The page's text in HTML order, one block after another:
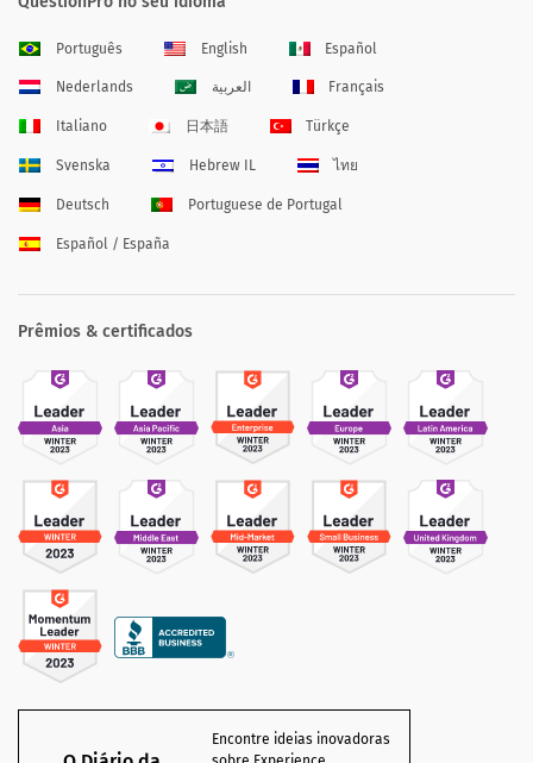
Português English Español
Nederlands العربية Français
Italiano 日本語 Türkçe
Svenska Hebrew IL ไทย
Deutsch Portuguese de Portugal
Español / España
Prêmios & certificados
Encontre ideias inovadoras